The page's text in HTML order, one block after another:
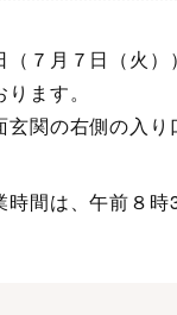
（７月７日（火
ります。
玄関の右側の入り
時間は、午前８時